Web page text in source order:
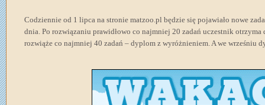
Codziennie od 1 lipca na stronie matzoo.pl będzie się pojawiało nowe
dnia. Po rozwiązaniu prawidłowo co najmniej 20 zadań uczestnik
rozwiąże co najmniej 40 zadań – dyplom z wyróżnieniem. A we wrześniu